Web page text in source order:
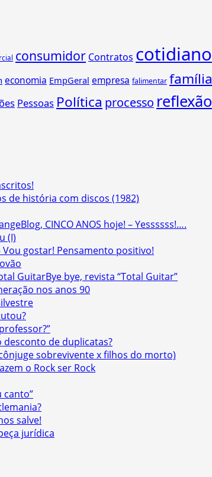
consumidor Contratos cotidiano
economia EmpGeral empresa falimentar família
Pessoas Política processo reflexão
de história com discos (1982)
CINCO ANOS hoje! – Yessssss!….
(I)
Vou gostar! Pensamento positivo!
Bye bye, revista “Total Guitar”
nos anos 90
desconto de duplicatas?
sobrevivente x filhos do morto)
o Rock ser Rock
canto”
salve!
jurídica